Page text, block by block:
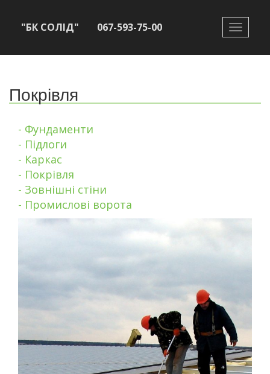
Toggle
"БК СОЛІД" 067-593-75-00
Покрівля
- Фундаменти
- Підлоги
- Каркас
- Покрівля
- Зовнішні стіни
- Промислові ворота